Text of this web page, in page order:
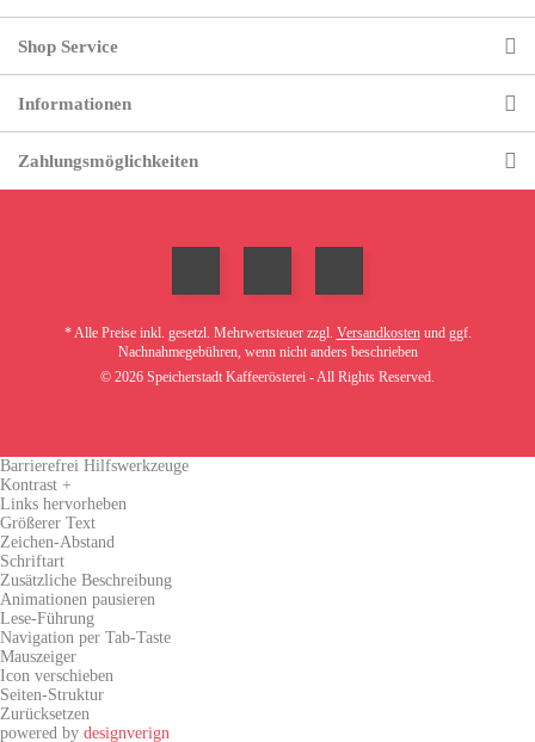
Shop Service
Informationen
Zahlungsmöglichkeiten
* Alle Preise inkl. gesetzl. Mehrwertsteuer zzgl. Versandkostenund ggf.
Nachnahmegebühren, wenn nicht anders beschrieben
© 2026 Speicherstadt Kaffeerösterei - All Rights Reserved.
Barrierefrei Hilfswerkzeuge
Kontrast +
Links hervorheben
Größerer Text
Zeichen-Abstand
Schriftart
Zusätzliche Beschreibung
Animationen pausieren
Lese-Führung
Navigation per Tab-Taste
Mauszeiger
Icon verschieben
Seiten-Struktur
Zurücksetzen
powered by designverign